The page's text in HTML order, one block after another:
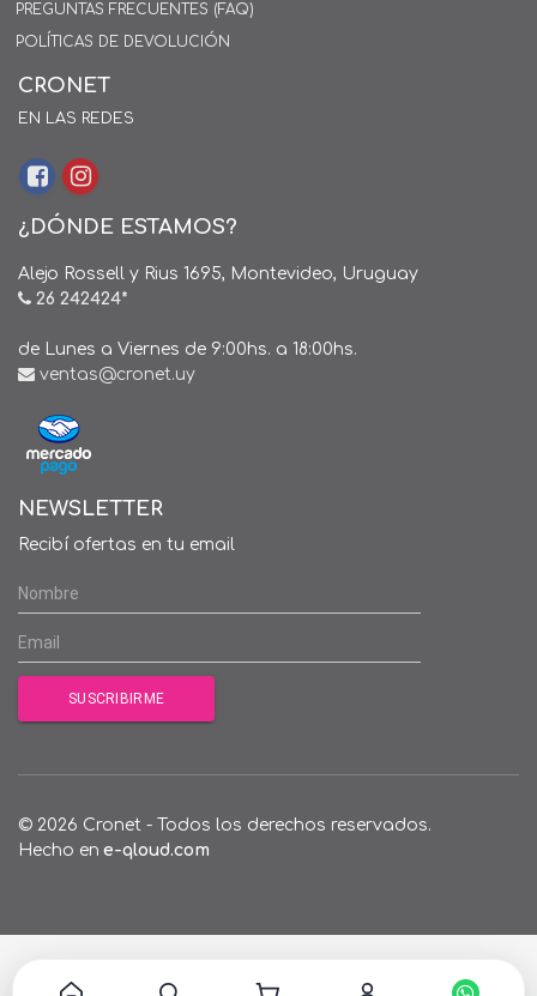
PREGUNTAS FRECUENTES (FAQ)
POLÍTICAS DE DEVOLUCIÓN
CRONET
EN LAS REDES
¿DÓNDE ESTAMOS?
Alejo Rossell y Rius 1695, Montevideo, Uruguay
26 242424*
de Lunes a Viernes de 9:00hs. a 18:00hs.
ventas@cronet.uy
NEWSLETTER
Recibí ofertas en tu email
© 2026 Cronet - Todos los derechos reservados.
Hecho en e-qloud.com